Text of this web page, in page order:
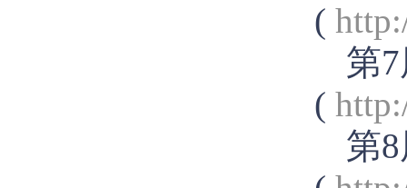
(
第
(
第